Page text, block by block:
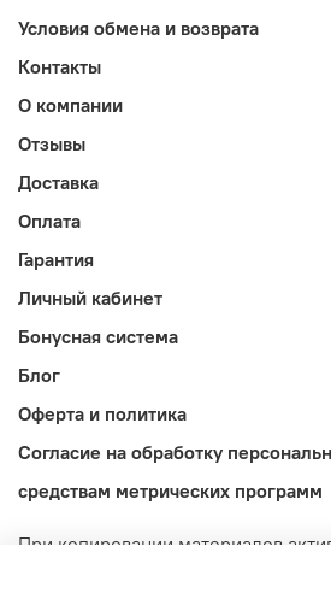
Условия обмена и возврата
Контакты
О компании
Отзывы
Доставка
Оплата
Гарантия
Личный кабинет
Бонусная система
Блог
Оферта и политика
Согласие на обработку
средствам метрических программ
При копировании материалов